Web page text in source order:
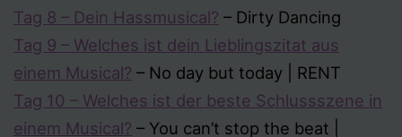
Tag 8 – Dein Hassmusical? – Dirty Dancing
Tag 9 – Welches ist dein Lieblingszitat aus
einem Musical? – No day but today | RENT
Tag 10 – Welches ist der beste Schlussszene in
einem Musical? – You can’t stop the beat |